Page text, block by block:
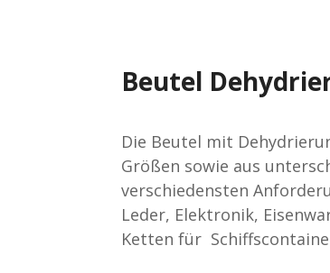
Beutel
Die Beutel mit
Größen sowie aus
verschiedensten
Leder, Elektronik,
Ketten für